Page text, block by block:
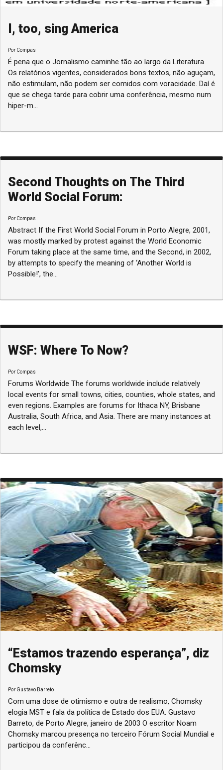
I, too, sing America
PorCompas
É pena que o Jornalismo caminhe tão ao largo da Literatura.
Os relatórios vigentes, considerados bons textos, não aguçam,
não estimulam, não podem ser comidos com voracidade. Daí é
que se chega tarde para cobrir uma conferência, mesmo num
hiper-m...
Second Thoughts on The Third
World Social Forum:
PorCompas
Abstract If the First World Social Forum in Porto Alegre, 2001,
was mostly marked by protest against the World Economic
Forum taking place at the same time, and the Second, in 2002,
by attempts to specify the meaning of ‘Another World is
Possible!', the...
WSF: Where To Now?
PorCompas
Forums Worldwide The forums worldwide include relatively
local events for small towns, cities, counties, whole states, and
even regions. Examples are forums for Ithaca NY, Brisbane
Australia, South Africa, and Asia. There are many instances at
each level,...
“Estamos trazendo esperança”, diz
Chomsky
PorGustavo Barreto
Com uma dose de otimismo e outra de realismo, Chomsky
elogia MST e fala da política de Estado dos EUA. Gustavo
Barreto, de Porto Alegre, janeiro de 2003 O escritor Noam
Chomsky marcou presença no terceiro Fórum Social Mundial e
participou da conferênc...